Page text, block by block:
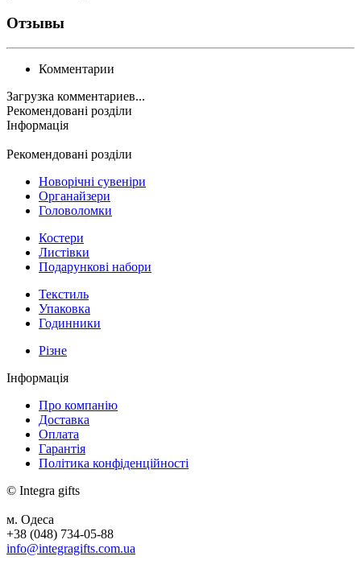
Отзывы
Комментарии
Загрузка комментариев...
Рекомендовані розділи
Інформація
Рекомендовані розділи
Новорічні сувеніри
Органайзери
Головоломки
Костери
Листівки
Подарункові набори
Текстиль
Упаковка
Годинники
Різне
Інформація
Про компанію
Доставка
Оплата
Гарантія
Політика конфіденційності
© Integra gifts
м. Одеса
+38 (048) 734-05-88
info@integragifts.com.ua